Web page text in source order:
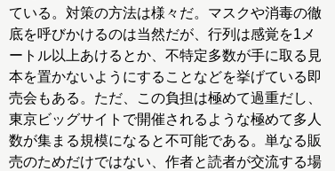
ている。対策の方法は様々だ。マスクや消毒の徹
底を呼びかけるのは当然だが、行列は感覚を1メ
ートル以上あけるとか、不特定多数が手に取る見
本を置かないようにすることなどを挙げている即
売会もある。ただ、この負担は極めて過重だし、
東京ビッグサイトで開催されるような極めて多人
数が集まる規模になると不可能である。単なる販
売のためだけではない、作者と読者が交流する場